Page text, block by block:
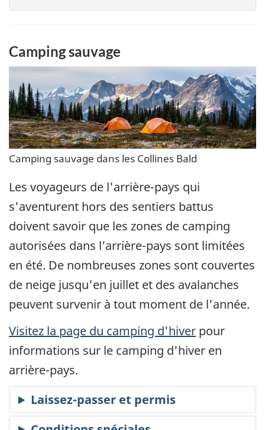
Camping sauvage
Camping sauvage dans les Collines Bald
Les voyageurs de l'arrière-pays qui
s'aventurent hors des sentiers battus
doivent savoir que les zones de camping
autorisées dans l’arrière-pays sont limitées
en été. De nombreuses zones sont couvertes
de neige jusqu'en juillet et des avalanches
peuvent survenir à tout moment de l'année.
Visitez la page du camping d'hiver pour
informations sur le camping d'hiver en
arrière-pays.